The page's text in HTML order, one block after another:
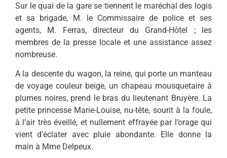
Sur le quai de la gare se tiennent le maréchal des logis
et sa brigade, M. le Commissaire de police et ses
agents, M. Ferras, directeur du Grand-Hôtel ; les
membres de la presse locale et une assistance assez
nombreuse.
A la descente du wagon, la reine, qui porte un manteau
de voyage couleur beige, un chapeau mousquetaire à
plumes noires, prend le bras du lieutenant Bruyère. La
petite princesse Marie-Louise, nu-tête, sourit à la foule,
à l’air très éveillé, et nullement effrayée par l’orage qui
vient d’éclater avec pluie abondante. Elle donne la
main à Mme Delpeux.